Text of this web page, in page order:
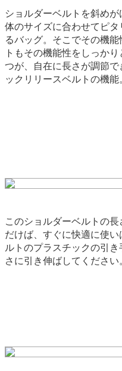
ショルダーベルトを斜め
体のサイズに合わせてピ
るバッグ。そこでその機
トもその機能性をしっか
つが、自在に長さが調節
ックリリースベルトの機能
このショルダーベルトの
だけば、すぐに快適に使
ルトのプラスチックの引
さに引き伸ばしてください